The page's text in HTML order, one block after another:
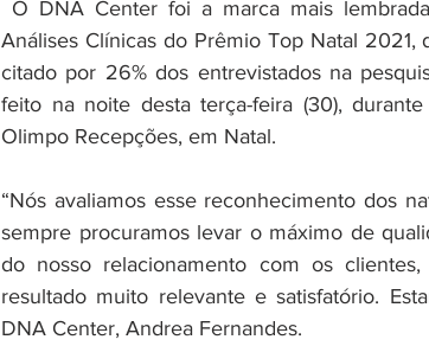
Análises Clínicas do Prêmio Top Natal
citado por 26% dos entrevistados na
feito na noite desta terça-feira (30),
Olimpo Recepções, em Natal.
“Nós avaliamos esse reconhecimento dos
sempre procuramos levar o máximo de
do nosso relacionamento com os
resultado muito relevante e satisfatório.
DNA Center, Andrea Fernandes.